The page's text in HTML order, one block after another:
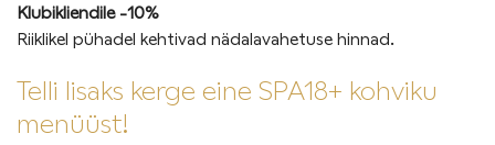
Klubikliendile -10%
Riiklikel pühadel kehtivad nädalavahetuse hinnad.
Telli lisaks kerge eine SPA18+ kohviku
menüüst!